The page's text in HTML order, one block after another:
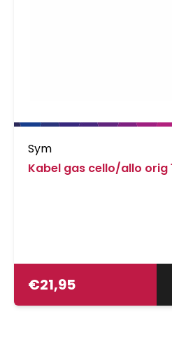
Sym
Kabel gas cello/allo orig
€21,95